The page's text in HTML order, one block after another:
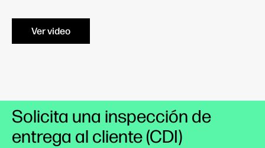
Ver video
Solicita una inspección de
entrega al cliente (CDI)